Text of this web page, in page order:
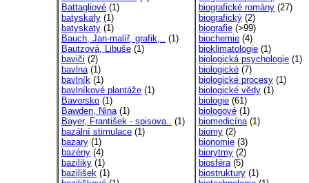
Battagliové (1)
batyskafy (1)
batyskaty (1)
Bauch, Jan-malíř, grafik,.. (1)
Bautzová, Libuše (1)
baviči (2)
bavlna(1)
bavlník (1)
bavlníkové plantáže (1)
Bavorsko (1)
Bawden, Nina(1)
Bayer, František - spisova.. (1)
bazální stimulace (1)
bazary (1)
bazény (4)
baziliky (1)
bazilišek (1)
biografické romány (27)
biografický (2)
biografie (>99)
biochemie (4)
bioklimatologie (1)
biologická psychologie (1)
biologické (7)
biologické procesy (1)
biologické vědy (1)
biologie (61)
biologové (1)
biomedicína(1)
biomy (2)
bionomie (3)
biorytmy (2)
biosféra(5)
biostruktury (1)